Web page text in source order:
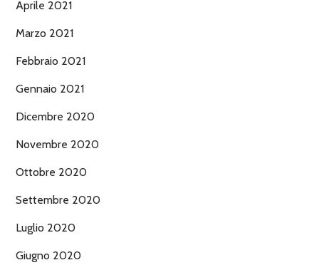
Aprile 2021
Marzo 2021
Febbraio 2021
Gennaio 2021
Dicembre 2020
Novembre 2020
Ottobre 2020
Settembre 2020
Luglio 2020
Giugno 2020